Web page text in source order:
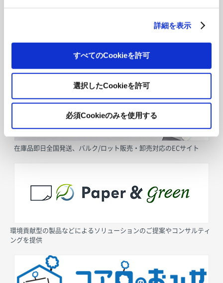
詳細を表示
すべてのCookieを許可
選択したCookieを許可
必須Cookieのみを使用する
在庫品即日全国発送、バルク/ロット販売・卸売対応のECサイト
環境貢献型の製品などによるソリューションのご提案やコンサルティ
ングを提供